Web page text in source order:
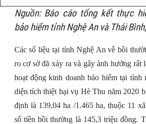
Nguồn: Báo cáo tổng kết thực
bảo hiểm tỉnh Nghệ An và Thái
Các số liệu tại tỉnh Nghệ An về bồi
ro cơ sở đã xảy ra và gây ảnh hưởng rất
hoạt động kinh doanh bảo hiểm tại tỉnh
diện tích thiệt hại vụ Hè Thu năm 2020
định là 139,04 ha /1.465 ha, thuộc 11
số tiền bồi thường là 145,3 triệu đồng.